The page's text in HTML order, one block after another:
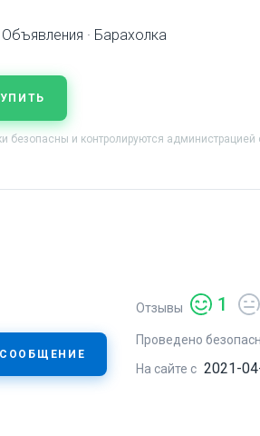
· Барахолка
безопасны и контролируются администрацией
Отзывы 1
Проведено
На сайте с 2021-